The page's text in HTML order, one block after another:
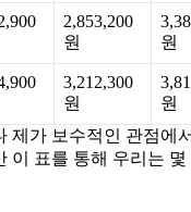
2,853,200
원
원
3,212,300
원
원
제가 보수적인 관점에
이 표를 통해 우리는